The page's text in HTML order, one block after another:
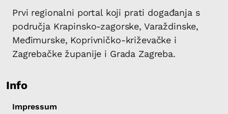
Prvi regionalni portal koji prati događanja s
područja Krapinsko-zagorske, Varaždinske,
Međimurske, Koprivničko-križevačke i
Zagrebačke županije i Grada Zagreba.
Info
Impressum